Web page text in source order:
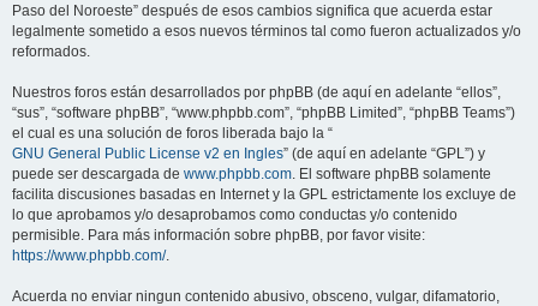
Paso del Noroeste” después de esos cambios significa que acuerda estar
legalmente sometido a esos nuevos términos tal como fueron actualizados y/o
reformados.
Nuestros foros están desarrollados por phpBB (de aquí en adelante “ellos”,
“sus”, “software phpBB”, “www.phpbb.com”, “phpBB Limited”, “phpBB Teams”)
el cual es una solución de foros liberada bajo la “
GNU General Public License v2 en Ingles” (de aquí en adelante “GPL”) y
puede ser descargada de www.phpbb.com. El software phpBB solamente
facilita discusiones basadas en Internet y la GPL estrictamente los excluye de
lo que aprobamos y/o desaprobamos como conductas y/o contenido
permisible. Para más información sobre phpBB, por favor visite:
https://www.phpbb.com/.
Acuerda no enviar ningun contenido abusivo, obsceno, vulgar, difamatorio,